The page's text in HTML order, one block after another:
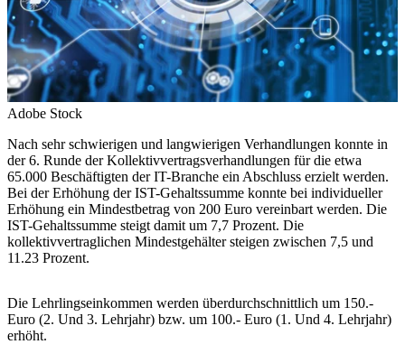
Adobe Stock
Nach sehr schwierigen und langwierigen Verhandlungen konnte in
der 6. Runde der Kollektivvertragsverhandlungen für die etwa
65.000 Beschäftigten der IT-Branche ein Abschluss erzielt werden.
Bei der Erhöhung der IST-Gehaltssumme konnte bei individueller
Erhöhung ein Mindestbetrag von 200 Euro vereinbart werden. Die
IST-Gehaltssumme steigt damit um 7,7 Prozent. Die
kollektivvertraglichen Mindestgehälter steigen zwischen 7,5 und
11.23 Prozent.
Die Lehrlingseinkommen werden überdurchschnittlich um 150.-
Euro (2. Und 3. Lehrjahr) bzw. um 100.- Euro (1. Und 4. Lehrjahr)
erhöht.